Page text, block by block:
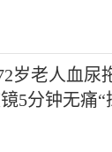
岁老人血尿
5分钟无痛“